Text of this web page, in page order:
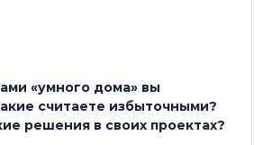
«умного дома» вы
считаете избыточными?
решения в своих проектах?